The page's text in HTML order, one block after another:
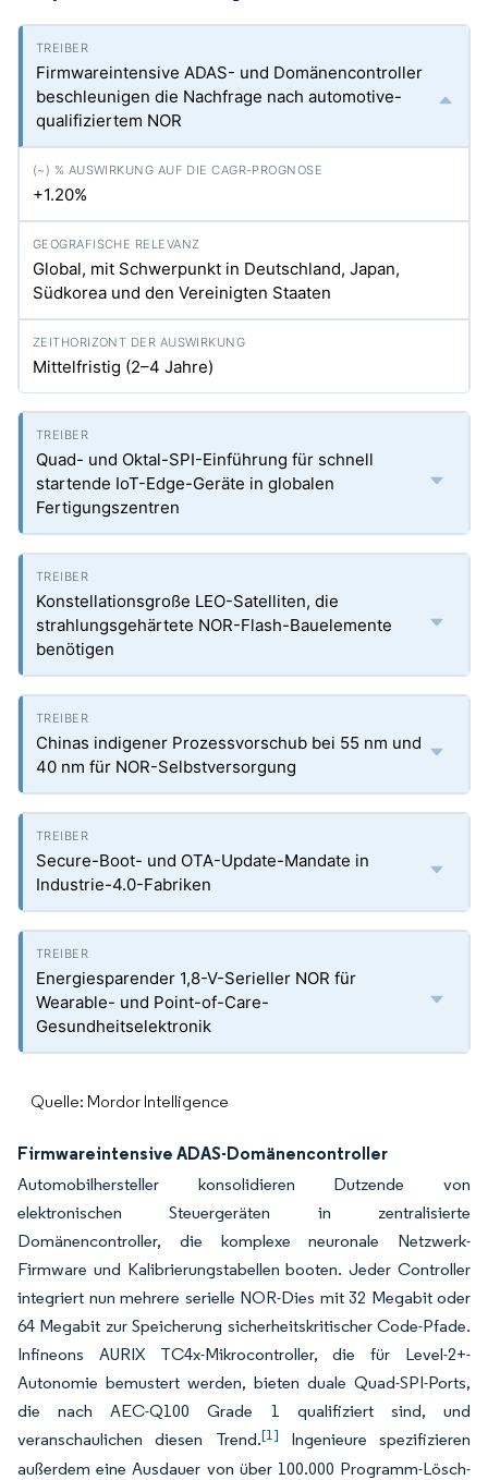
Firmwareintensive ADAS- und Domänencontroller
beschleunigen die Nachfrage nach automotive-
qualifiziertem NOR
+1.20%
Global, mit Schwerpunkt in Deutschland, Japan,
Südkorea und den Vereinigten Staaten
Mittelfristig (2–4 Jahre)
Quad- und Oktal-SPI-Einführung für schnell
startende IoT-Edge-Geräte in globalen
Fertigungszentren
Konstellationsgroße LEO-Satelliten, die
strahlungsgehärtete NOR-Flash-Bauelemente
benötigen
Chinas indigener Prozessvorschub bei 55 nm und
40 nm für NOR-Selbstversorgung
Secure-Boot- und OTA-Update-Mandate in
Industrie-4.0-Fabriken
Energiesparender 1,8-V-Serieller NOR für
Wearable- und Point-of-Care-
Gesundheitselektronik
Quelle: Mordor Intelligence
Firmwareintensive ADAS-Domänencontroller
Automobilhersteller konsolidieren Dutzende von
elektronischen Steuergeräten in zentralisierte
Domänencontroller, die komplexe neuronale Netzwerk-
Firmware und Kalibrierungstabellen booten. Jeder Controller
integriert nun mehrere serielle NOR-Dies mit 32 Megabit oder
64 Megabit zur Speicherung sicherheitskritischer Code-Pfade.
Infineons AURIX TC4x-Mikrocontroller, die für Level-2+-
Autonomie bemustert werden, bieten duale Quad-SPI-Ports,
die nach AEC-Q100 Grade 1 qualifiziert sind, und
veranschaulichen diesen Trend.[1] Ingenieure spezifizieren
außerdem eine Ausdauer von über 100.000 Programm-Lösch-